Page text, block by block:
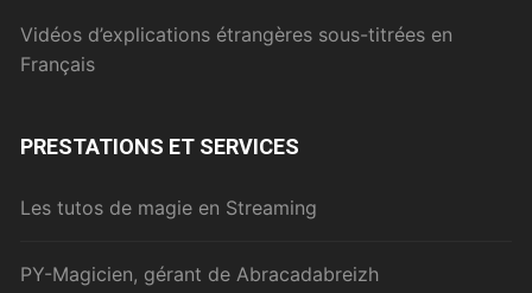
Vidéos d’explications étrangères sous-titrées en
Français
PRESTATIONS ET SERVICES
Les tutos de magie en Streaming
PY-Magicien, gérant de Abracadabreizh